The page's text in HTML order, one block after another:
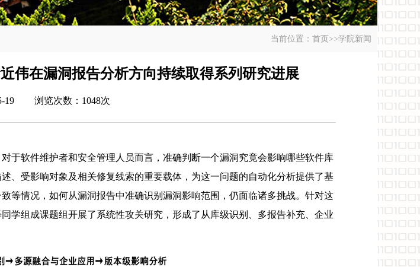
当前位置： 首页 >>学院新闻
伟在漏洞报告分析方向持续取得系列研究进展
19 浏览次数： 1048次
于软件维护者和安全管理人员而言，准确判断一个漏洞究竟会影响哪些软件库
、受影响对象及相关修复线索的重要载体，为这一问题的自动化分析提供了基
等情况，如何从漏洞报告中准确识别漏洞影响范围，仍面临诸多挑战。针对这
学组成课题组开展了系统性攻关研究，形成了从库级识别、多报告补充、企业